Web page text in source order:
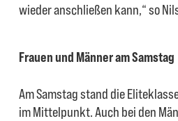
wieder anschließen kann,“ so
Frauen und Männer am Samstag
Am Samstag stand die
im Mittelpunkt. Auch bei den